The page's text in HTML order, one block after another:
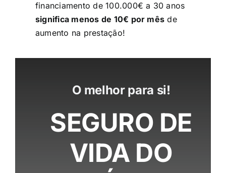
financiamento de 100.000€ a 30 anos
significa menos de 10€ por mês de
aumento na prestação!
O melhor para si!
SEGURO DE
VIDA DO